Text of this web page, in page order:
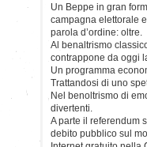
Un Beppe in gran
campagna elettorale
parola d’ordine: oltre.
Al benaltrismo
contrappone da oggi
Un programma
Trattandosi di uno
Nel benoltrismo di
divertenti.
A parte il referendum
debito pubblico sul